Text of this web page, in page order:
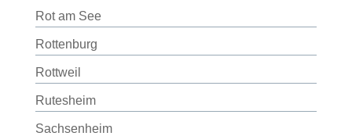
Rot am See
Rottenburg
Rottweil
Rutesheim
Sachsenheim